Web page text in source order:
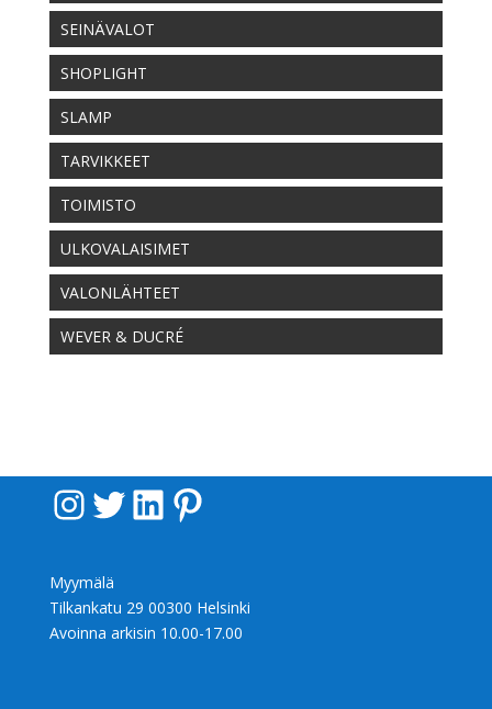
SEINÄVALOT
SHOPLIGHT
SLAMP
TARVIKKEET
TOIMISTO
ULKOVALAISIMET
VALONLÄHTEET
WEVER & DUCRÉ
InstagramTwitter LinkedIn Pinterest
Myymälä
Tilkankatu 29 00300 Helsinki
Avoinna arkisin 10.00-17.00